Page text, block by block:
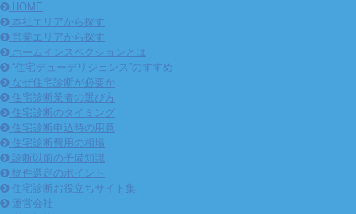
HOME
本社エリアから探す
営業エリアから探す
ホームインスペクションとは
“住宅デューデリジェンス”のすすめ
なぜ住宅診断が必要か
住宅診断業者の選び方
住宅診断のタイミング
住宅診断申込時の用意
住宅診断費用の相場
診断以前の予備知識
物件選定のポイント
住宅診断お役立ちサイト集
運営会社